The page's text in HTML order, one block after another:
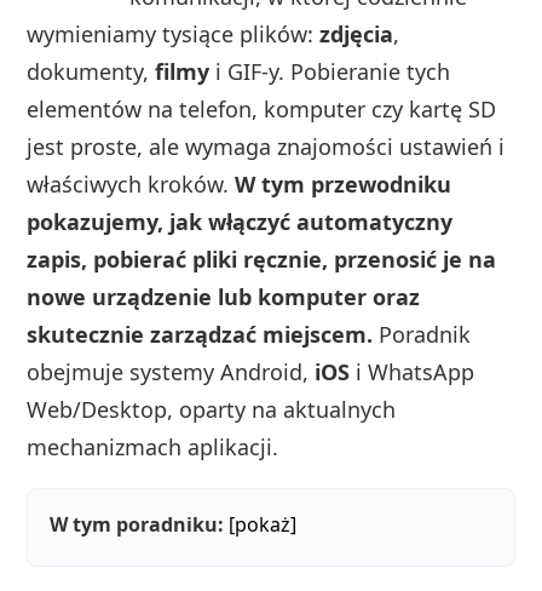
wymieniamy tysiące plików:zdjęcia,
dokumenty,filmy i GIF-y. Pobieranie tych
elementów na telefon, komputer czy kartę SD
jest proste, ale wymaga znajomości ustawień i
właściwych kroków.W tym przewodniku
pokazujemy, jak włączyć automatyczny
zapis, pobierać pliki ręcznie, przenosić je na
nowe urządzenie lub komputer oraz
skutecznie zarządzać miejscem. Poradnik
obejmuje systemy Android, iOS i WhatsApp
Web/Desktop, oparty na aktualnych
mechanizmach aplikacji.
W tym poradniku: [pokaż]